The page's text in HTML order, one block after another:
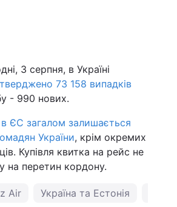
3 серпня, в Україні
73 158 випадків
- 990 нових.
в ЄС загалом залишається
України, крім окремих
Купівля квитка на рейс не
на перетин кордону.
Air Україна та Естонія